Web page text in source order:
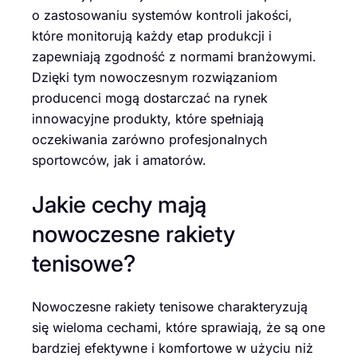
o zastosowaniu systemów kontroli jakości,
które monitorują każdy etap produkcji i
zapewniają zgodność z normami branżowymi.
Dzięki tym nowoczesnym rozwiązaniom
producenci mogą dostarczać na rynek
innowacyjne produkty, które spełniają
oczekiwania zarówno profesjonalnych
sportowców, jak i amatorów.
Jakie cechy mają
nowoczesne rakiety
tenisowe?
Nowoczesne rakiety tenisowe charakteryzują
się wieloma cechami, które sprawiają, że są one
bardziej efektywne i komfortowe w użyciu niż